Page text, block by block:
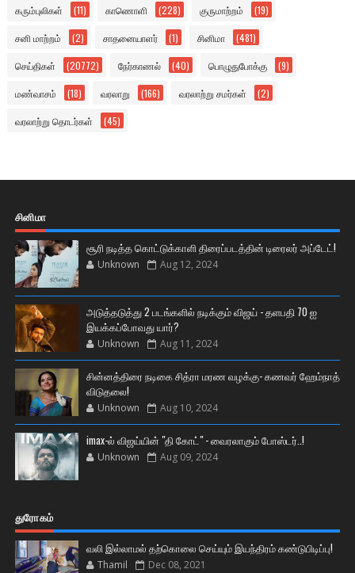
கரும்புலிகள் (11) காணொளி (228) குருமாற்றம் (19)
சனி மாற்றம் (2) சாதனையாளர் (1) சினிமா (481)
செய்திகள் (20772) நேர்காணல் (40) பொழுதுபோக்கு (9)
மண்வாசம் (18) வரலாறு (166) வரலாற்று சமர்கள் (2)
வரலாற்று தொடர்கள் (45)
சினிமா
சூரி நடித்த கொட்டுக்காளி திரைப்படத்தின் டிரைலர் அப்டேட்!
Unknown Aug 12, 2024
அடுத்தடுத்து 2 படங்களில் நடிக்கும் விஜய் - தளபதி 70 ஐ
இயக்கப்போவது யார்?
Unknown Aug 11, 2024
சின்னத்திரை நடிகை சித்ரா மரண வழக்கு- கணவர் ஹேம்நாத்
விடுதலை!
Unknown Aug 10, 2024
imax-ல் விஜய்யின் "தி கோட்" - வைரலாகும் போஸ்டர்..!
Unknown Aug 09, 2024
துரோகம்
வலி இல்லாமல் தற்கொலை செய்யும் இயந்திரம் கண்டுபிடிப்பு!
Thamil Dec 08, 2021